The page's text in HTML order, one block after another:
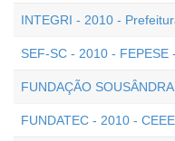
INTEGRI - 2010 -
SEF-SC - 2010 - FEPESE
FUNDAÇÃO
FUNDATEC - 2010 -